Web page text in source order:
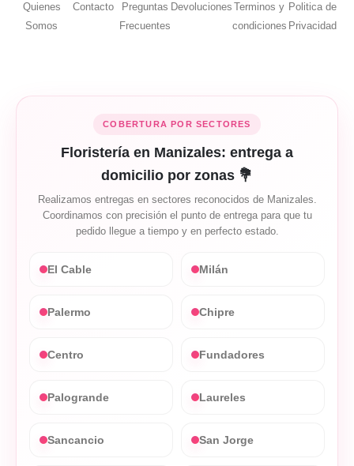
Quienes
Somos
Contacto
Preguntas
Frecuentes
Devoluciones Terminos y
condiciones
Politica de
Privacidad
COBERTURA POR SECTORES
Floristería en Manizales: entrega a
domicilio por zonas 💐
Realizamos entregas en sectores reconocidos de Manizales.
Coordinamos con precisión el punto de entrega para que tu
pedido llegue a tiempo y en perfecto estado.
El Cable Milán
Palermo Chipre
Centro Fundadores
Palogrande Laureles
Sancancio San Jorge